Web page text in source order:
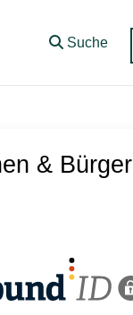
Suche
& Bürger